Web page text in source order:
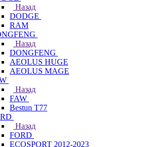
Назад
DODGE
RAM
Назад
DONGFENG
AEOLUS HUGE
AEOLUS MAGE
Назад
FAW
Bestun T77
Назад
FORD
ECOSPORT 2012-2023